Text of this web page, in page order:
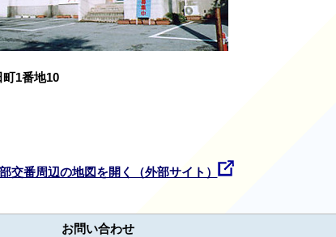
1番地10
交番周辺の地図を開く（外部サイト）
お問い合わせ